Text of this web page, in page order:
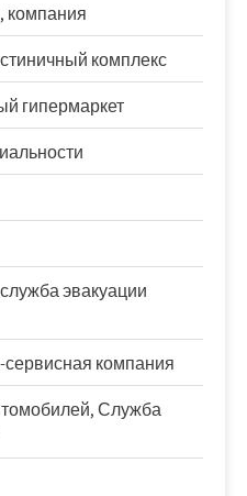
компания
комплекс
гипермаркет
эвакуации
компания
Служба